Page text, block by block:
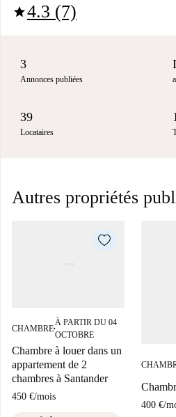
star4.3 (7)
3
Annonces publiées
39
Locataires
Autres propriétés
CHAMBRE■
À PARTIR DU 04
OCTOBRE
Chambre à louer dans un
appartement de 2
chambres à Santander
450 €/mois
400 €/